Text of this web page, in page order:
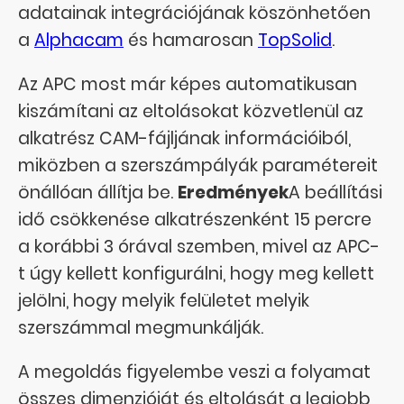
adatainak integrációjának köszönhetően
a Alphacam és hamarosan TopSolid.
Az APC most már képes automatikusan
kiszámítani az eltolásokat közvetlenül az
alkatrész CAM-fájljának információiból,
miközben a szerszámpályák paramétereit
önállóan állítja be. EredményekA beállítási
idő csökkenése alkatrészenként 15 percre
a korábbi 3 órával szemben, mivel az APC-
t úgy kellett konfigurálni, hogy meg kellett
jelölni, hogy melyik felületet melyik
szerszámmal megmunkálják.
A megoldás figyelembe veszi a folyamat